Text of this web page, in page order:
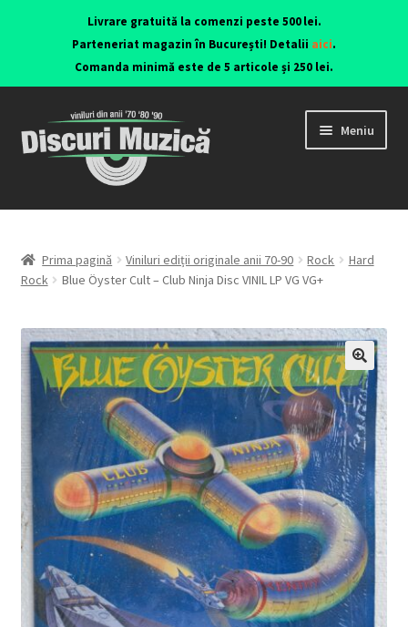
Livrare gratuită la comenzi peste 500 lei.
Parteneriat magazin în București! Detalii aici.
Comanda minimă este de 5 articole și 250 lei.
Meniu
Viniluri ediții originale anii 70-90
CD-uri originale
Echipamente
Listă produse
Oferta lunii
Contul meu
Blog
Prima pagină Viniluri ediții originale anii 70-90 Rock
Hard
Rock
Blue Öyster Cult – Club Ninja Disc VINIL LP VG VG+
🔍